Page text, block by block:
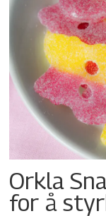
Orkla
for å